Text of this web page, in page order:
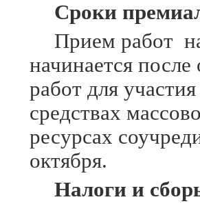
Сроки
Прием работ
начинается
работ для
средствах
ресурсах
октября.
Налоги и